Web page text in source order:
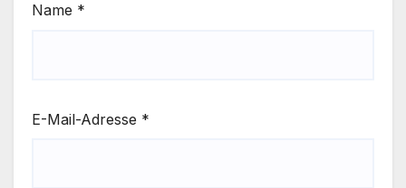
Name *
E-Mail-Adresse *